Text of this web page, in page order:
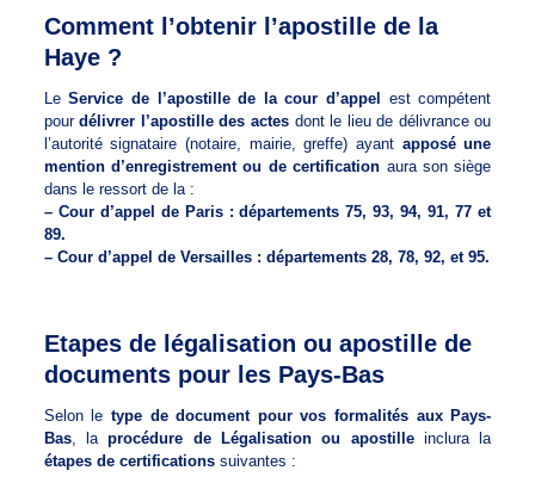
Comment l’obtenir l’apostille de la
Haye ?
LeService de l’apostille de la cour d’appel
est compétent
pourdélivrer l’apostille des actesdont le lieu de délivrance ou
l’autorité signataire (notaire, mairie, greffe) ayant apposé une
mention d’enregistrement ou de certification aura son siège
dans le ressort de la :
– Cour d’appel de Paris : départements 75, 93, 94, 91, 77 et
89.
– Cour d’appel de Versailles : départements 28, 78, 92, et 95.
Etapes de légalisation ou apostille de
documents pour les Pays-Bas
Selon letype de document pour vos formalités aux Pays-
Bas, laprocédure de Légalisation ou apostilleinclura la
étapes de certificationssuivantes :